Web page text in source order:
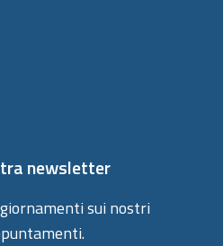
newsletter
sui nostri